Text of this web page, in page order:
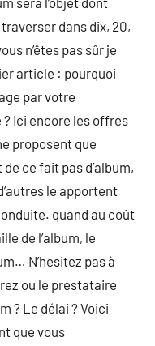
dans dix, 20,
n’êtes pas sûr je
article : pourquoi
par votre
Ici encore les offres
proposent que
ce fait pas d’album,
le apportent
quand au coût
de l’album, le
N’hesitez pas à
ou le prestataire
? Le délai ? Voici
que vous